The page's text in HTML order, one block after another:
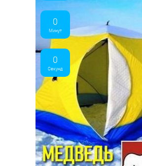
0
Минут
0
Секунд